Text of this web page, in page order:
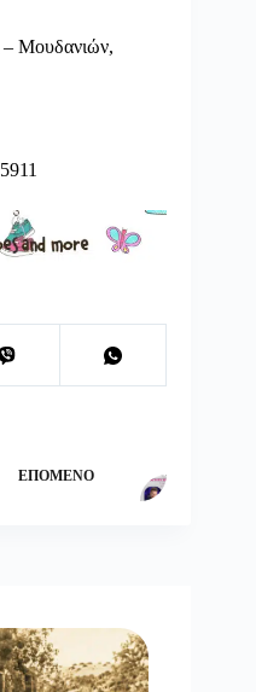
– Μουδανιών,
ΕΠΌΜΕΝΟ